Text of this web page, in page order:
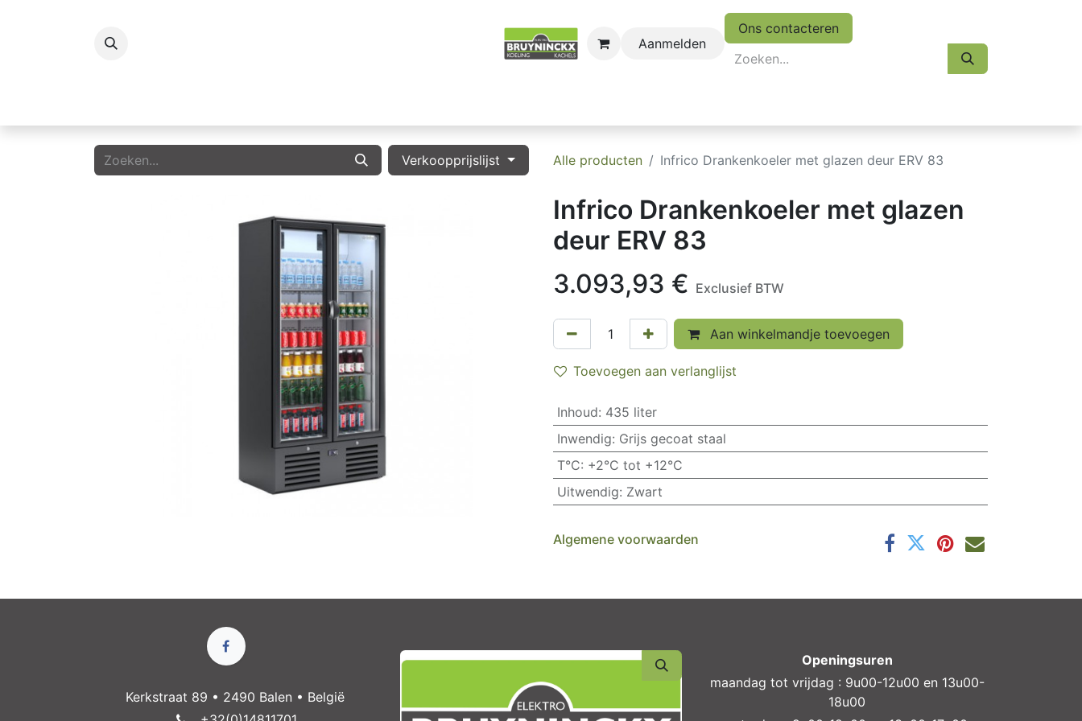
Aanmelden
Ons contacteren
Verkoopprijslijst Alle producten Infrico Drankenkoeler met glazen deur ERV 83
Infrico Drankenkoeler met glazen
deur ERV 83
3.093,93 € Exclusief BTW
Aan winkelmandje toevoegen
Toevoegen aan verlanglijst
Inhoud: 435 liter
Inwendig: Grijs gecoat staal
T°C: +2°C tot +12°C
Uitwendig: Zwart
Algemene voorwaarden
Kerkstraat 89 • 2490 Balen • België
Openingsuren
maandag tot vrijdag : 9u00-12u00 en 13u00-
18u00